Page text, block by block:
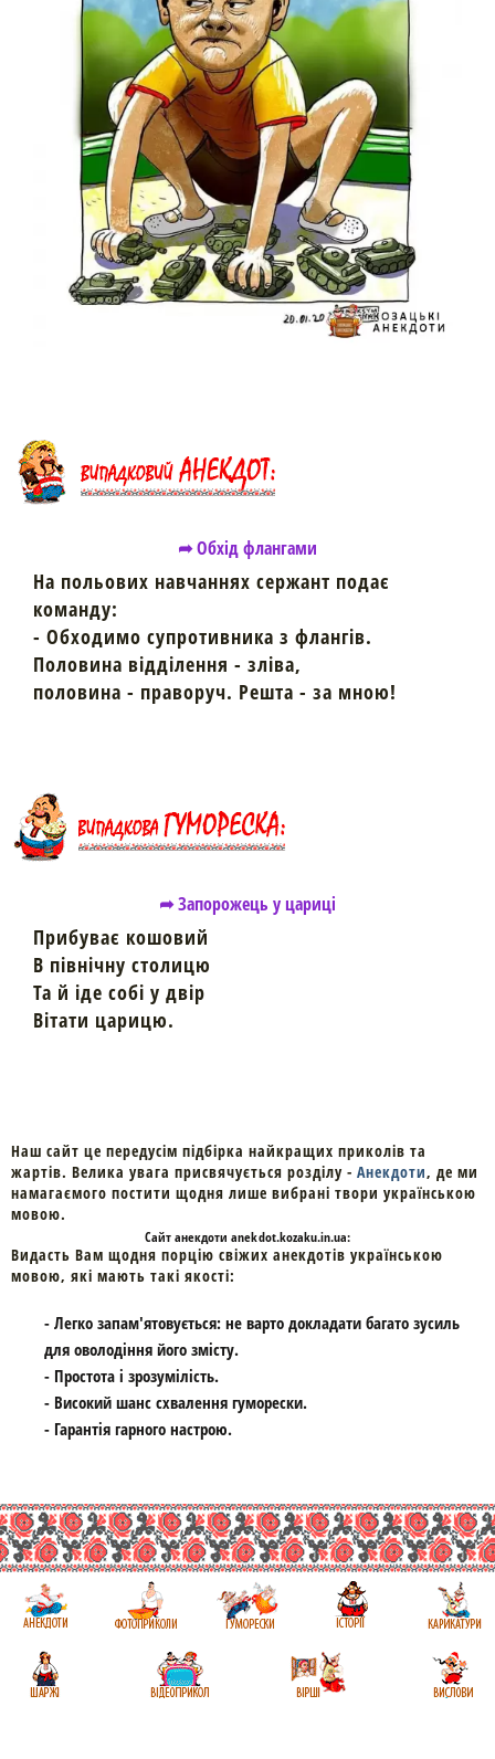
➦ Обхід флангами
На польових навчаннях сержант подає
команду:
- Обходимо супротивника з флангів.
Половина відділення - зліва,
половина - праворуч. Решта - за мною!
➦ Запорожець у цариці
Прибуває кошовий
В північну столицю
Та й іде собі у двір
Вітати царицю.
Наш сайт це передусім підбірка найкращих приколів та
жартів. Велика увага присвячується розділу - Анекдоти, де ми
намагаємого постити щодня лише вибрані твори українською
мовою.
Cайтанекдоти anekdot.kozaku.in.ua:
Видасть Вам щодня порцію свіжих анекдотів українською
мовою, які мають такі якості:
- Легко запам'ятовується: не варто докладати багато зусиль
для оволодіння його змісту.
- Простота і зрозумілість.
- Високий шанс схвалення гуморески.
- Гарантія гарного настрою.